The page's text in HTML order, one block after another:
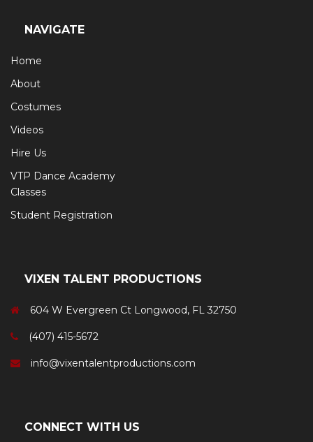
NAVIGATE
Home
About
Costumes
Videos
Hire Us
VTP Dance Academy
Classes
Student Registration
VIXEN TALENT PRODUCTIONS
604 W Evergreen Ct Longwood, FL 32750
(407) 415-5672
info@vixentalentproductions.com
CONNECT WITH US